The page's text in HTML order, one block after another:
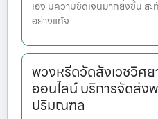
เอง มีความชัดเจนมากยิ่งขึ้น ส
อย่างแท้จ
พวงหรีดวัดสังเวชวิศ
ออนไลน์ บริการจัดส่ง
ปริมณฑล